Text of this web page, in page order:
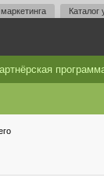
Каталог